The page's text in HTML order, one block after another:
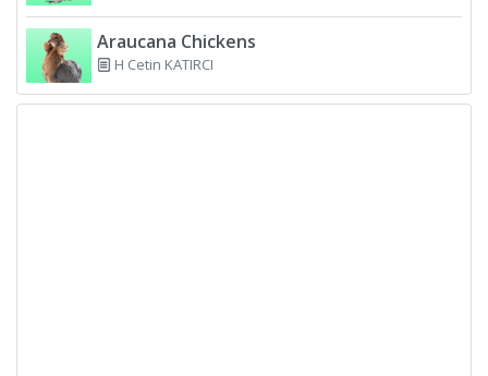
Araucana Chickens
H Cetin KATIRCI